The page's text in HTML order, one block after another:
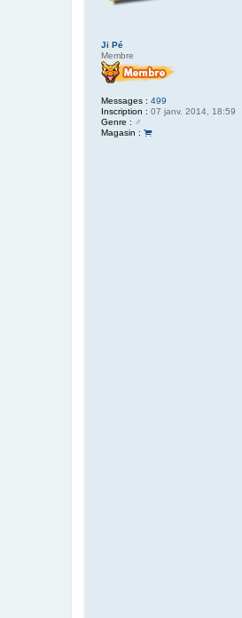
Ji Pé
Membre
Messages : 499
Inscription : 07 janv. 2014, 18:59
Genre : ♂️
Magasin :